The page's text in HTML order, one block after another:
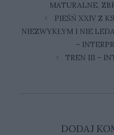
MATURALNE,
PIEŚŃ XXIV Z
NIEZWYKŁYM I NIE
–
TREN III –
DODAJ